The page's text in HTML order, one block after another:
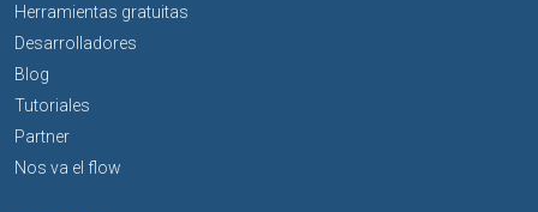
Herramientas gratuitas
Desarrolladores
Blog
Tutoriales
Partner
Nos va el flow